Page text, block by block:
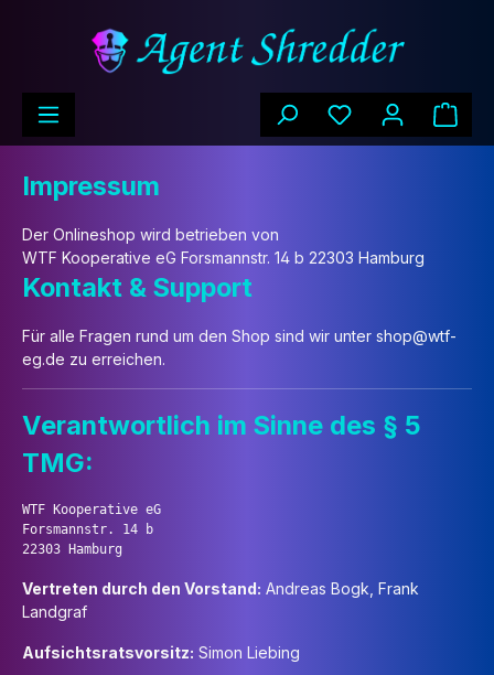
Impressum
Der Onlineshop wird betrieben von
WTF Kooperative eG Forsmannstr. 14 b 22303 Hamburg
Kontakt & Support
Für alle Fragen rund um den Shop sind wir unter shop@wtf-
eg.de zu erreichen.
Verantwortlich im Sinne des § 5
TMG:
WTF Kooperative eG
Forsmannstr. 14 b
Vertreten durch den Vorstand: Andreas Bogk, Frank
Landgraf
Aufsichtsratsvorsitz: Simon Liebing